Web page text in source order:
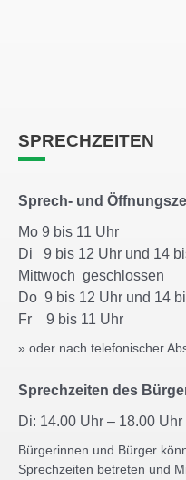
SPRECHZEITEN
Sprech- und
Mo 9 bis 11 Uhr
Di 9 bis 12 Uhr und
Mittwoch geschlossen
Do 9 bis 12 Uhr und
Fr 9 bis 11 Uhr
» oder nach telefonischer
Sprechzeiten des
Di: 14.00 Uhr – 18.00 Uhr
Bürgerinnen und Bürger
Sprechzeiten betreten und